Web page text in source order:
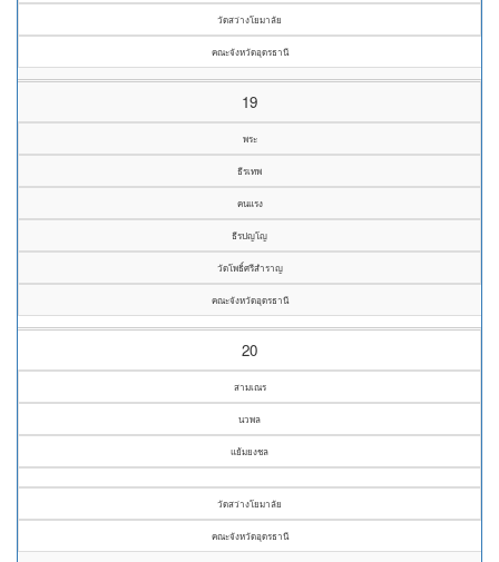
วัดสว่างโยมาลัย
คณะจังหวัดอุดรธานี
19
พระ
ธีรเทพ
คนแรง
ธีรปญโญ
วัดโพธิ์ศรีสำราญ
คณะจังหวัดอุดรธานี
20
สามเณร
นวพล
แย้มยงชล
วัดสว่างโยมาลัย
คณะจังหวัดอุดรธานี